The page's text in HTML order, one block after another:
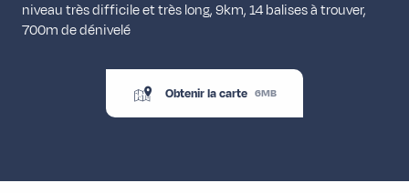
niveau très difficile et très long, 9km, 14 balises à trouver,
700m de dénivelé
Obtenir la carte 6MB